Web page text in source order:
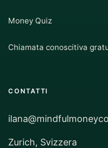
Money Quiz
Chiamata conoscitiva
CONTATTI
Zurich, Svizzera